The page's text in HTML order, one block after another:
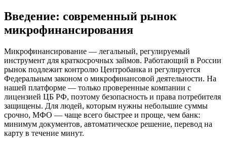
Введение: современный рынок
микрофинансирования
Микрофинансирование — легальный, регулируемый
инструмент для краткосрочных займов. Работающий в России
рынок подлежит контролю Центробанка и регулируется
Федеральным законом о микрофинансовой деятельности. На
нашей платформе — только проверенные компании с
лицензией ЦБ РФ, поэтому безопасность и права потребителя
защищены. Для людей, которым нужны небольшие суммы
срочно, МФО — чаще всего быстрее и проще, чем банк:
минимум документов, автоматическое решение, перевод на
карту в течение минут.